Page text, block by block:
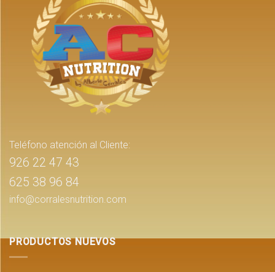
Teléfono atención al Cliente:
926 22 47 43
625 38 96 84
info@corralesnutrition.com
PRODUCTOS NUEVOS